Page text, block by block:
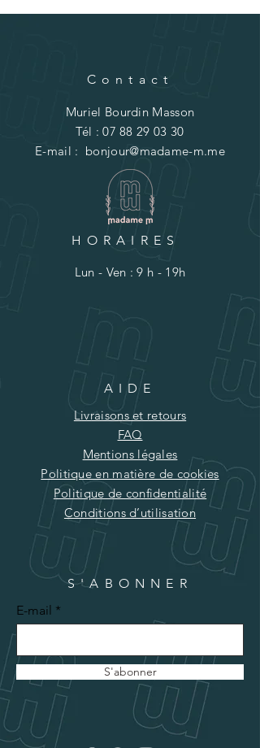
Contact
Muriel Bourdin Masson
Tél :07 88 29 03 30
E-mail : bonjour@madame-m.me
HORAIRES
Lun - Ven : 9 h - 19h
AIDE
Livraisons et retours
FAQ
Mentions légales
Politique en matière de cookies
Politique de confidentialité
Conditions d’utilisation
S'ABONNER
E-mail
S'abonner